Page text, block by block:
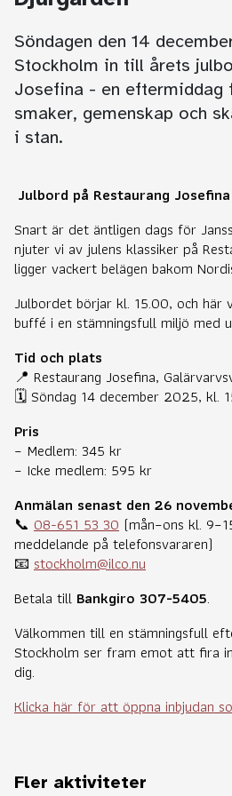
Söndagen den 14
Stockholm in till årets
Josefina - en eftermiddag
smaker, gemenskap och
i stan.
Julbord på Restaurang Josefina
Snart är det äntligen dags för
njuter vi av julens klassiker på
ligger vackert belägen bakom
Julbordet börjar kl. 15.00, och här
buffé i en stämningsfull miljö med
Tid och plats
📍 Restaurang Josefina,
🗓️ Söndag 14 december 2025, kl.
Pris
– Medlem: 345 kr
– Icke medlem: 595 kr
Anmälan senast den 26
📞 08-651 53 30 (mån–ons kl.
meddelande på telefonsvararen)
📧 stockholm@ilco.nu
Betala till Bankgiro 307-5405.
Välkommen till en stämningsfull
Stockholm ser fram emot att fira
dig.
Klicka här för att öppna inbjudan
Fler aktiviteter